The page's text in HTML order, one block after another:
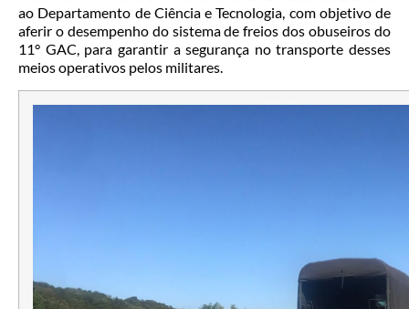
ao Departamento de Ciência e Tecnologia, com objetivo de
aferir o desempenho do sistema de freios dos obuseiros do
11° GAC, para garantir a segurança no transporte desses
meios operativos pelos militares.